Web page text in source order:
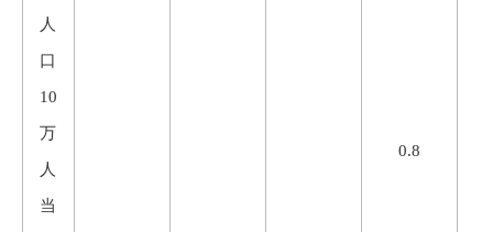
人
口
10
万
人
当
0.8